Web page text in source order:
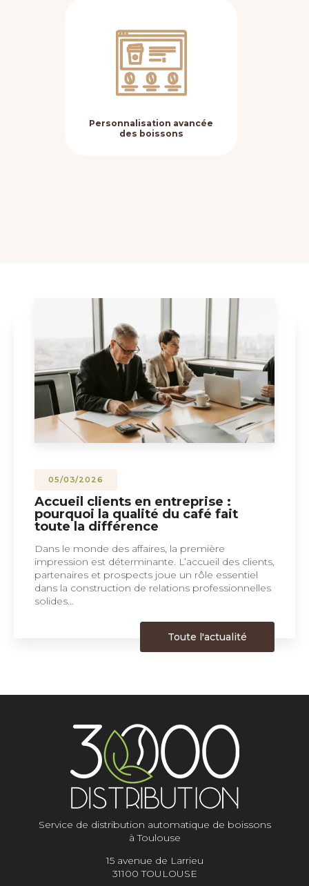
Personnalisation avancée
des boissons
05/03/2026
Accueil clients en entreprise :
pourquoi la qualité du café fait
toute la différence
Dans le monde des affaires, la première
impression est déterminante. L’accueil des clients,
partenaires et prospects joue un rôle essentiel
dans la construction de relations professionnelles
solides…
Toute l'actualité
Service de distribution automatique de boissons
à Toulouse
15 avenue de Larrieu
31100 TOULOUSE